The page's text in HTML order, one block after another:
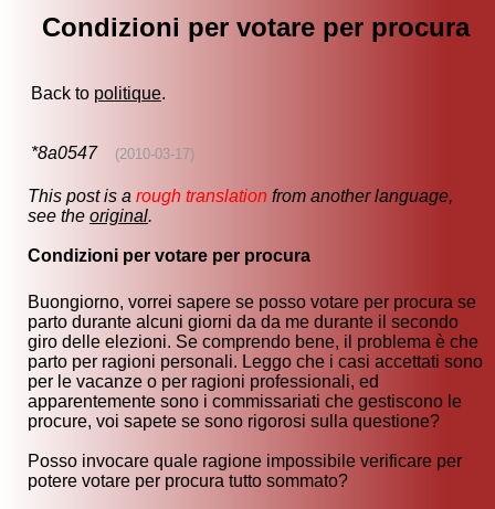
Condizioni per votare per procura
Back to politique.
*8a0547 (2010-03-17)
This post is a rough translation from another language,
see the original.
Condizioni per votare per procura
Buongiorno, vorrei sapere se posso votare per procura se
parto durante alcuni giorni da da me durante il secondo
giro delle elezioni. Se comprendo bene, il problema è che
parto per ragioni personali. Leggo che i casi accettati sono
per le vacanze o per ragioni professionali, ed
apparentemente sono i commissariati che gestiscono le
procure, voi sapete se sono rigorosi sulla questione?
Posso invocare quale ragione impossibile verificare per
potere votare per procura tutto sommato?